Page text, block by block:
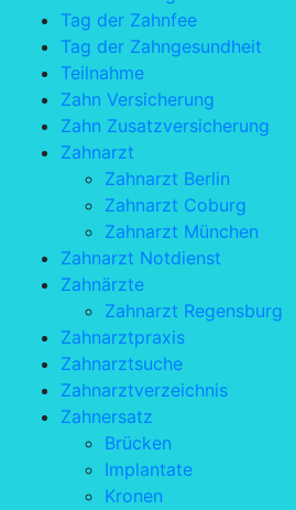
Tag der Zahnfee
Tag der Zahngesundheit
Teilnahme
Zahn Versicherung
Zahn Zusatzversicherung
Zahnarzt
Zahnarzt Berlin
Zahnarzt Coburg
Zahnarzt München
Zahnarzt Notdienst
Zahnärzte
Zahnarzt Regensburg
Zahnarztpraxis
Zahnarztsuche
Zahnarztverzeichnis
Zahnersatz
Brücken
Implantate
Kronen